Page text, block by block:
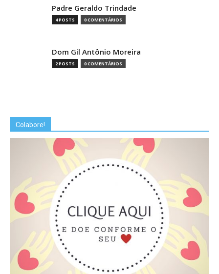
Padre Geraldo Trindade
4 POSTS 0 COMENTÁRIOS
Dom Gil Antônio Moreira
2 POSTS 0 COMENTÁRIOS
Colabore!